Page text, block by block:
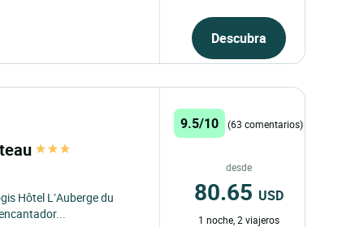
Descubra
Hôtel L’Auberge du
9.5/10 (63 comentarios)
desde
80.65 USD
1 noche, 2 viajeros